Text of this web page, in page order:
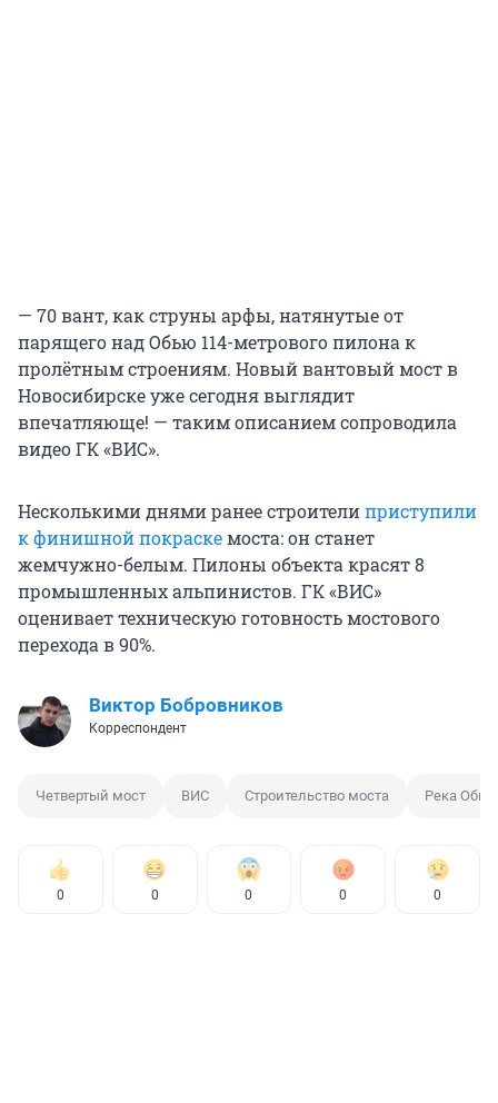
— 70 вант, как струны арфы, натянутые от
парящего над Обью 114-метрового пилона к
пролётным строениям. Новый вантовый мост в
Новосибирске уже сегодня выглядит
впечатляюще! — таким описанием сопроводила
видео ГК «ВИС».
Несколькими днями ранее строителиприступили
к финишной покраскемоста: он станет
жемчужно-белым. Пилоны объекта красят 8
промышленных альпинистов. ГК «ВИС»
оценивает техническую готовность мостового
перехода в 90%.
Виктор Бобровников
Корреспондент
Четвертый мост ВИС Строительство моста Река Обь
0 0 0 0 0